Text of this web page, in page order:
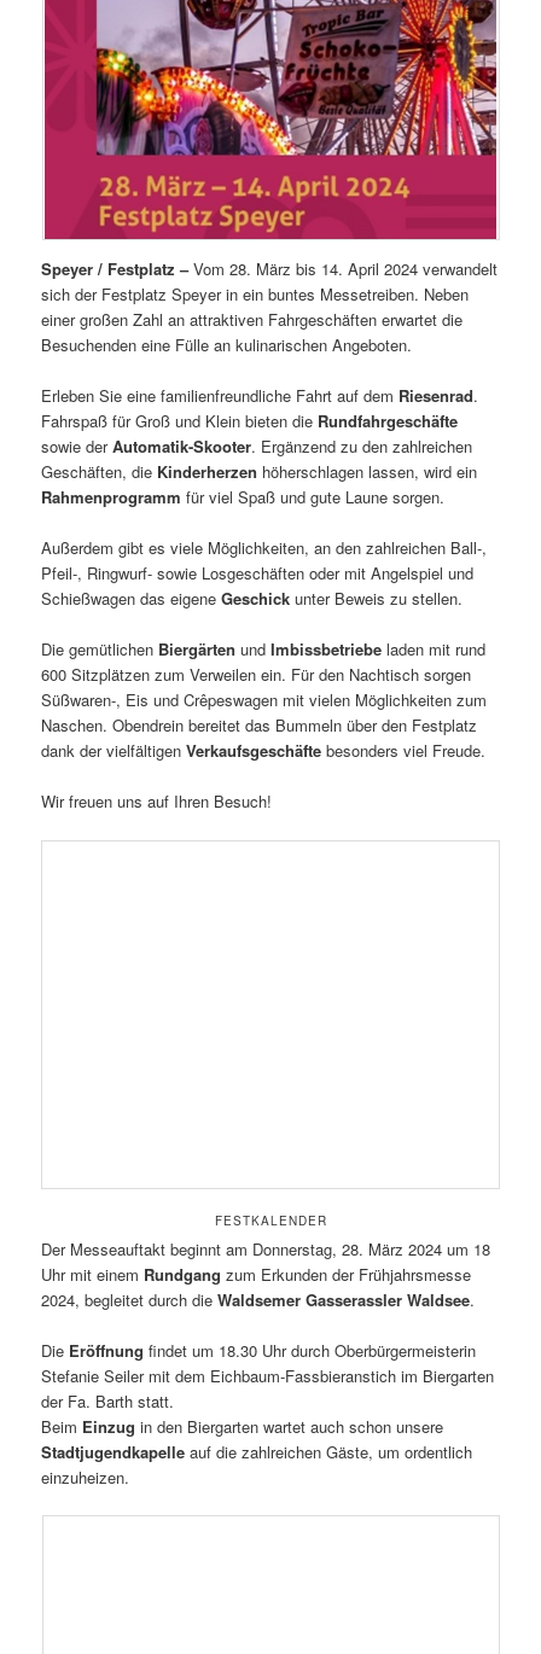
Speyer / Festplatz –Vom 28. März bis 14. April 2024 verwandelt
sich der Festplatz Speyer in ein buntes Messetreiben. Neben
einer großen Zahl an attraktiven Fahrgeschäften erwartet die
Besuchenden eine Fülle an kulinarischen Angeboten.
Erleben Sie eine familienfreundliche Fahrt auf dem Riesenrad.
Fahrspaß für Groß und Klein bieten die Rundfahrgeschäfte
sowie derAutomatik-Skooter. Ergänzend zu den zahlreichen
Geschäften, die Kinderherzen höherschlagen lassen, wird ein
Rahmenprogrammfür viel Spaß und gute Laune sorgen.
Außerdem gibt es viele Möglichkeiten, an den zahlreichen Ball-,
Pfeil-, Ringwurf- sowie Losgeschäften oder mit Angelspiel und
Schießwagen das eigeneGeschickunter Beweis zu stellen.
Die gemütlichen BiergärtenundImbissbetriebe laden mit rund
600 Sitzplätzen zum Verweilen ein. Für den Nachtisch sorgen
Süßwaren-, Eis und Crêpeswagen mit vielen Möglichkeiten zum
Naschen. Obendrein bereitet das Bummeln über den Festplatz
dank der vielfältigenVerkaufsgeschäftebesonders viel Freude.
Wir freuen uns auf Ihren Besuch!
FESTKALENDER
Der Messeauftakt beginnt am Donnerstag, 28. März 2024 um 18
Uhr mit einem Rundgangzum Erkunden der Frühjahrsmesse
2024, begleitet durch dieWaldsemer Gasserassler Waldsee.
Die Eröffnungfindet um 18.30 Uhr durch Oberbürgermeisterin
Stefanie Seiler mit dem Eichbaum-Fassbieranstich im Biergarten
der Fa. Barth statt.
Beim Einzugin den Biergarten wartet auch schon unsere
Stadtjugendkapelleauf die zahlreichen Gäste, um ordentlich
einzuheizen.